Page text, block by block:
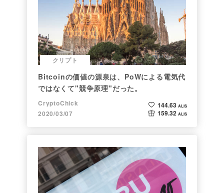
クリプト
Bitcoinの価値の源泉は、PoWによる電気代
ではなくて"競争原理"だった。
CryptoChick
2020/03/07
144.63 ALIS
159.32 ALIS